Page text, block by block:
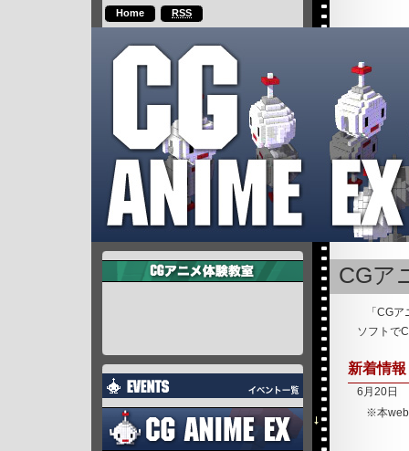
Home RSS
CGア
「CG
ソフトで
新着情報
6月20日
※本web